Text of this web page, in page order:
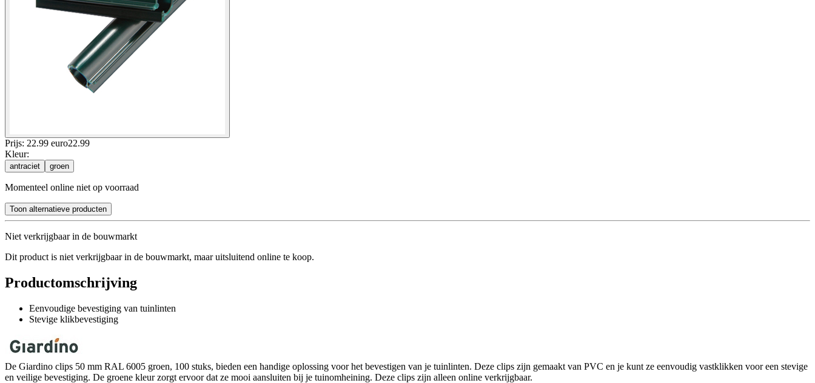
Prijs: 22.99 euro22.99
Kleur:
antraciet groen
Momenteel online niet op voorraad
Toon alternatieve producten
Niet verkrijgbaar in de bouwmarkt
Dit product is niet verkrijgbaar in de bouwmarkt, maar uitsluitend online te koop.
Productomschrijving
Eenvoudige bevestiging van tuinlinten
Stevige klikbevestiging
De Giardino clips 50 mm RAL 6005 groen, 100 stuks, bieden een handige oplossing voor het bevestigen van je tuinlinten. Deze clips zijn gemaakt van PVC en je kunt ze eenvoudig vastklikken voor een stevige
en veilige bevestiging. De groene kleur zorgt ervoor dat ze mooi aansluiten bij je tuinomheining. Deze clips zijn alleen online verkrijgbaar.